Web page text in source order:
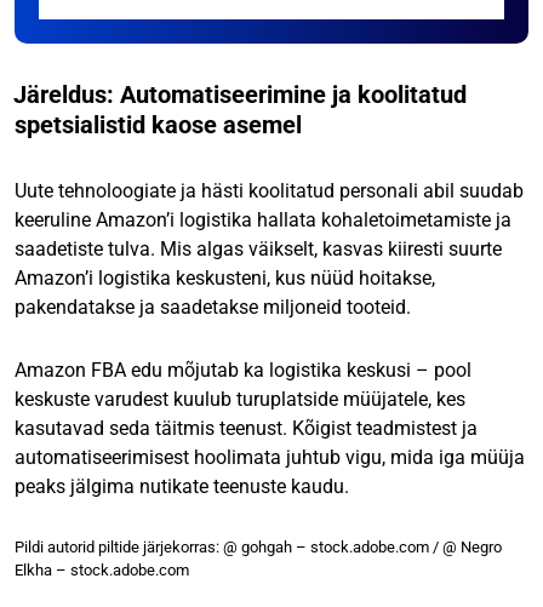
Järeldus: Automatiseerimine ja koolitatud
spetsialistid kaose asemel
Uute tehnoloogiate ja hästi koolitatud personali abil suudab
keeruline Amazon’i logistika hallata kohaletoimetamiste ja
saadetiste tulva. Mis algas väikselt, kasvas kiiresti suurte
Amazon’i logistika keskusteni, kus nüüd hoitakse,
pakendatakse ja saadetakse miljoneid tooteid.
Amazon FBA edu mõjutab ka logistika keskusi – pool
keskuste varudest kuulub turuplatside müüjatele, kes
kasutavad seda täitmis teenust. Kõigist teadmistest ja
automatiseerimisest hoolimata juhtub vigu, mida iga müüja
peaks jälgima nutikate teenuste kaudu.
Pildi autorid piltide järjekorras: @ gohgah – stock.adobe.com / @ Negro
Elkha – stock.adobe.com